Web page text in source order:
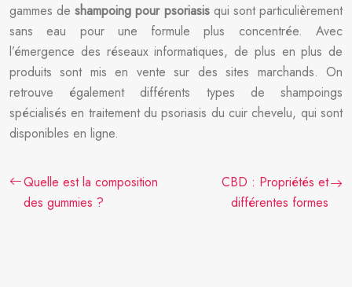
gammes deshampoing pour psoriasisqui sont particulièrement
sans eau pour une formule plus concentrée. Avec
l’émergence des réseaux informatiques, de plus en plus de
produits sont mis en vente sur des sites marchands. On
retrouve également différents types de shampoings
spécialisés en traitement du psoriasis du cuir chevelu, qui sont
disponibles en ligne.
Quelle est la composition
des gummies ?
CBD : Propriétés et
différentes formes